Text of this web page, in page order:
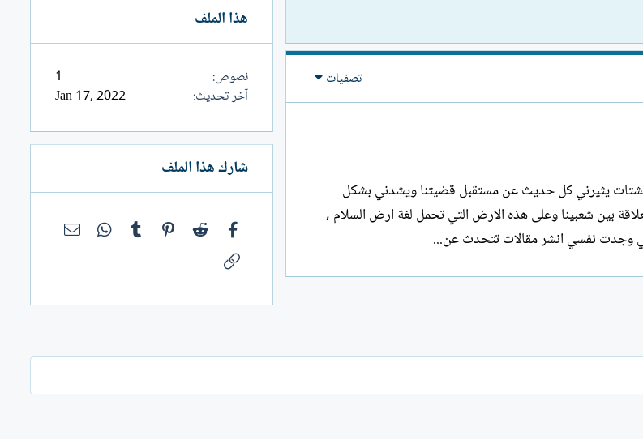
ل
ت
تصفيات
يثيرني كل حديث عن مستقبل قضيتنا ويشدني بشكل
بين شعبينا وعلى هذه الارض التي تحمل لغة ارض السلام ,
وجدت نفسي انشر مقالات تتحدث عن...
هذا الملف
نصوص
1
آخر تحديث
Jan 17, 2022
شارك هذا الملف
فيسبوك Reddit
Pinterest
Tumblr
WhatsApp